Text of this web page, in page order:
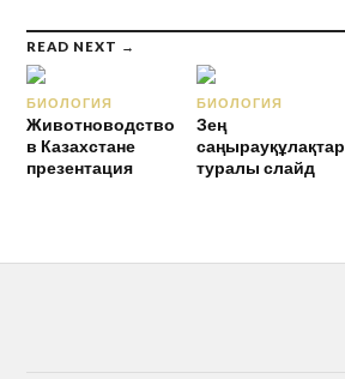
READ NEXT →
БИОЛОГИЯ
Животноводство
в Казахстане
презентация
БИОЛОГИЯ
Зең
саңырауқұлақтар
туралы слайд